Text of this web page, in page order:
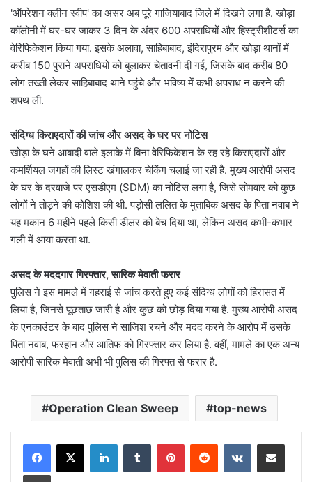
'ऑपरेशन क्लीन स्वीप' का असर अब पूरे गाजियाबाद जिले में दिखने लगा है. खोड़ा
कॉलोनी में घर-घर जाकर 3 दिन के अंदर 600 अपराधियों और हिस्ट्रीशीटर्स का
वेरिफिकेशन किया गया. इसके अलावा, साहिबाबाद, इंदिरापुरम और खोड़ा थानों में
करीब 150 पुराने अपराधियों को बुलाकर चेतावनी दी गई, जिसके बाद करीब 80
लोग तख्ती लेकर साहिबाबाद थाने पहुंचे और भविष्य में कभी अपराध न करने की
शपथ ली.
संदिग्ध किराएदारों की जांच और असद के घर पर नोटिस
खोड़ा के घने आबादी वाले इलाके में बिना वेरिफिकेशन के रह रहे किराएदारों और
कमर्शियल जगहों की लिस्ट खंगालकर चेकिंग चलाई जा रही है. मुख्य आरोपी असद
के घर के दरवाजे पर एसडीएम (SDM) का नोटिस लगा है, जिसे सोमवार को कुछ
लोगों ने तोड़ने की कोशिश की थी. पड़ोसी ललित के मुताबिक असद के पिता नवाब ने
यह मकान 6 महीने पहले किसी डीलर को बेच दिया था, लेकिन असद कभी-कभार
गली में आया करता था.
असद के मददगार गिरफ्तार, सारिक मेवाती फरार
पुलिस ने इस मामले में गहराई से जांच करते हुए कई संदिग्ध लोगों को हिरासत में
लिया है, जिनसे पूछताछ जारी है और कुछ को छोड़ दिया गया है. मुख्य आरोपी असद
के एनकाउंटर के बाद पुलिस ने साजिश रचने और मदद करने के आरोप में उसके
पिता नवाब, फरहान और आतिफ को गिरफ्तार कर लिया है. वहीं, मामले का एक अन्य
आरोपी सारिक मेवाती अभी भी पुलिस की गिरफ्त से फरार है.
Operation Clean Sweep top-news
LinkedInTumblr PinterestReddit VKontakteShare via Email
Print